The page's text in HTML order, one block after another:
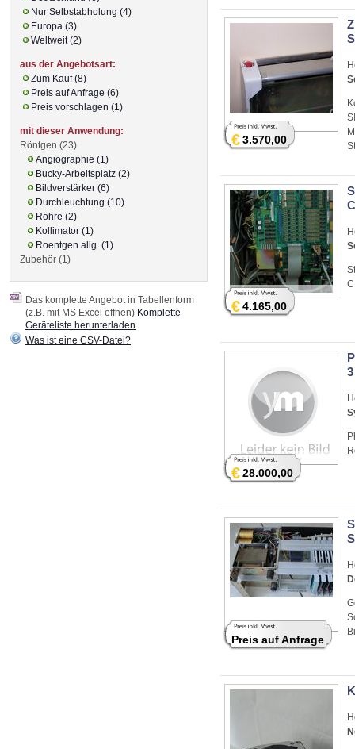
€3.570,00
€4.165,00
3
€28.000,00
Preis auf Anfrage
Nur Selbstabholung (4)
Europa (3)
Weltweit (2)
aus der Angebotsart:
Zum Kauf (8)
Preis auf Anfrage (6)
Preis vorschlagen (1)
mit dieser Anwendung:
Röntgen (23)
Angiographie (1)
Bucky-Arbeitsplatz (2)
Bildverstärker (6)
Durchleuchtung (10)
Röhre (2)
Kollimator (1)
Roentgen allg. (1)
Zubehör (1)
Das komplette Angebot in Tabellenform
(z.B. mit MS Excel öffnen) Komplette
Geräteliste herunterladen
Was ist eine CSV-Datei?